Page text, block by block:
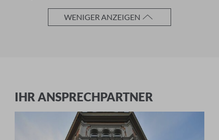
WENIGER ANZEIGEN
IHR ANSPRECHPARTNER
ABBRECHEN